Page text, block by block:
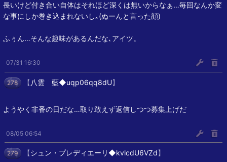
長いけど付き合い自体はそれほど深くは無いからなぁ…毎回なんか変
な事にしか巻き込まれないし｡(ぬーんと言った顔)
ふぅん…そんな趣味があるんだな､アイツ。
07/31 16:30
278 【 八雲 藍◆uqp06qq8dU】
ようやく非番の日だな…取り敢えず返信しつつ募集上げだ
08/05 06:54
279 【シュン・プレディエーリ◆kvlcdU6VZd】